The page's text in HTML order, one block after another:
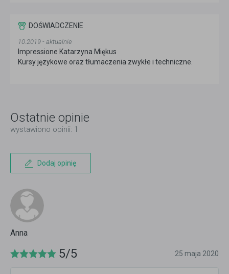
DOŚWIADCZENIE
10.2019 - aktualnie
Impressione Katarzyna Miękus
Kursy językowe oraz tłumaczenia zwykłe i techniczne.
Ostatnie opinie
wystawiono opinii: 1
Dodaj opinię
Anna
5/5 25 maja 2020